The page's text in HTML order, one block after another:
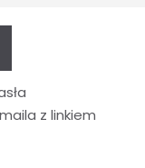
z linkiem